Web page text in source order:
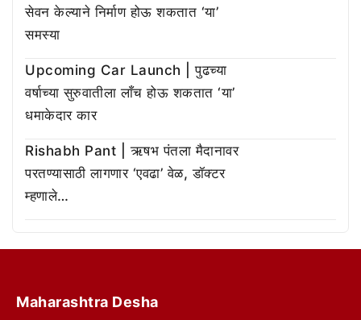
सेवन केल्याने निर्माण होऊ शकतात ‘या’
समस्या
Upcoming Car Launch | पुढच्या
वर्षाच्या सुरुवातीला लाँच होऊ शकतात ‘या’
धमाकेदार कार
Rishabh Pant | ऋषभ पंतला मैदानावर
परतण्यासाठी लागणार ‘एवढा’ वेळ, डॉक्टर
म्हणाले…
Maharashtra Desha